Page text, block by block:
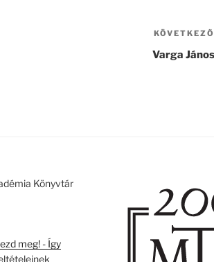
KÖVETKEZŐ
Varga János
Könyvtár
meg! - Így